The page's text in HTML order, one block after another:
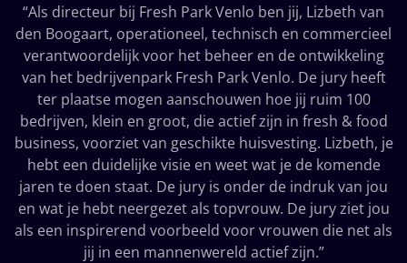
“Als directeur bij Fresh Park Venlo ben jij, Lizbeth van
den Boogaart, operationeel, technisch en commercieel
verantwoordelijk voor het beheer en de ontwikkeling
van het bedrijvenpark Fresh Park Venlo. De jury heeft
ter plaatse mogen aanschouwen hoe jij ruim 100
bedrijven, klein en groot, die actief zijn in fresh & food
business, voorziet van geschikte huisvesting. Lizbeth, je
hebt een duidelijke visie en weet wat je de komende
jaren te doen staat. De jury is onder de indruk van jou
en wat je hebt neergezet als topvrouw. De jury ziet jou
als een inspirerend voorbeeld voor vrouwen die net als
jij in een mannenwereld actief zijn.”